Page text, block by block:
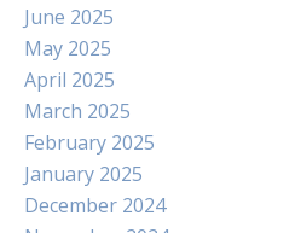
June 2025
May 2025
April 2025
March 2025
February 2025
January 2025
December 2024